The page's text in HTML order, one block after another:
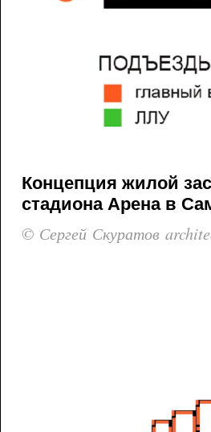
Концепция жилой
стадиона Арена в
© Сергей Скуратов